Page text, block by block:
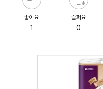
좋아요
1
슬퍼요
0